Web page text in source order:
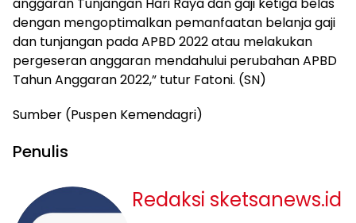
dengan mengoptimalkan pemanfaatan belanja gaji
dan tunjangan pada APBD 2022 atau melakukan
pergeseran anggaran mendahului perubahan APBD
Tahun Anggaran 2022,” tutur Fatoni. (SN)
Sumber (Puspen Kemendagri)
Penulis
Redaksi sketsanews.id